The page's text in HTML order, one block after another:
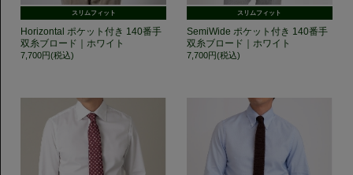
スリムフィット
Horizontal ポケット付き 140番手
双糸ブロード｜ホワイト
7,700円(税込)
スリムフィット
SemiWide ポケット付き 140番手
双糸ブロード｜ホワイト
7,700円(税込)